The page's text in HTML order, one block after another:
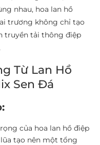
nhau, hoa lan hồ
trương không chỉ tạo
truyền tải thông điệp
Từ Lan Hồ
Sen Đá
của hoa lan hồ điệp
tạo nên một tổng